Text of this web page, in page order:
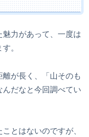
力があって、一度は
。
が長く、「山そのも
だなと今回調べてい
とはないのですが、